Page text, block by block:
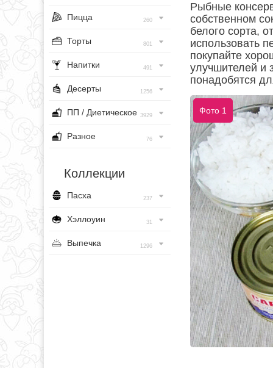
Пицца 260
Торты 801
Напитки 491
Десерты 1256
ПП / Диетическое 3929
Разное 76
Коллекции
Пасха 237
Хэллоуин 31
Выпечка 1296
Рыбные
собственном
белого сорта,
использовать
покупайте
улучшителей и
понадобятся
Фото 1